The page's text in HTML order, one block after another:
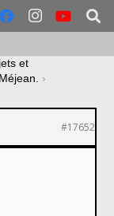
et
›
#17652